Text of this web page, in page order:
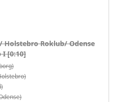
Holstebro Roklub/ Odense
I [0:10]